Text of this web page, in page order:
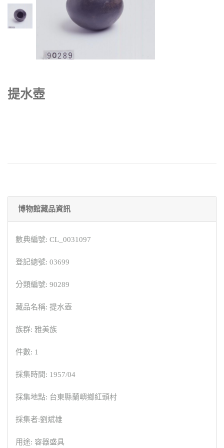
提水壺
博物館藏品資訊
數典編號: CL_0031097
登記總號: 03699
分類編號: 90289
藏品名稱: 提水壺
族群: 雅美族
件數: 1
採集時間: 1957/04
採集地點: 台東縣蘭嶼鄉紅頭村
採集者:劉斌雄
用途: 容器盛具